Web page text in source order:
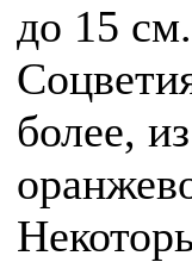
до 15
более,